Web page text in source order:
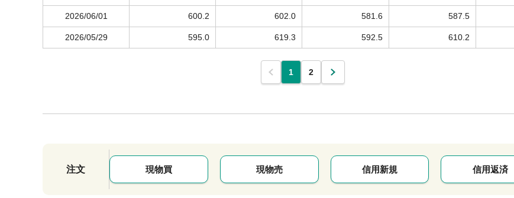
2026/06/01 600.2 602.0 581.6 587.5
2026/05/29 595.0 619.3 592.5 610.2
1 2
注文 現物買 現物売 信用新規 信用返済